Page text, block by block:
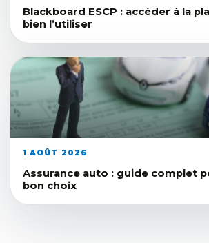
Blackboard ESCP : accéder à la
bien l’utiliser
1 AOÛT 2026
Assurance auto : guide complet
bon choix